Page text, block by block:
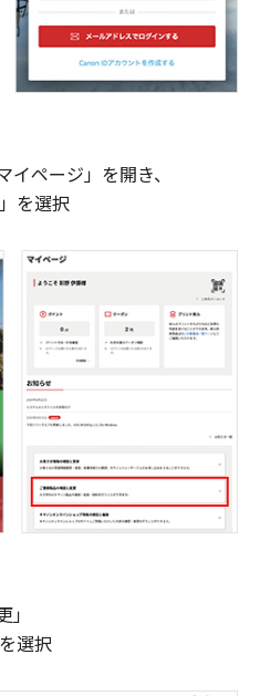
ページ」を開き、
を選択
選択